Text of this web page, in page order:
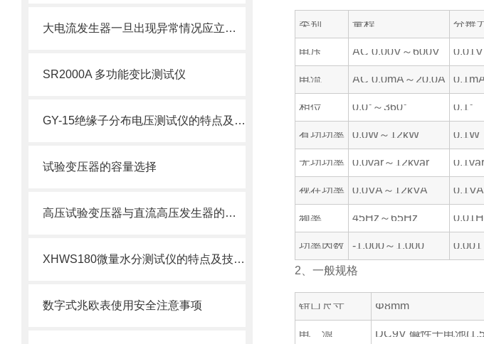
大电流发生器一旦出现异常情况应立即切断电源
SR2000A 多功能变比测试仪
GY-15绝缘子分布电压测试仪的特点及技术参数
试验变压器的容量选择
高压试验变压器与直流高压发生器的各自*性之比较
XHWS180微量水分测试仪的特点及技术参数
数字式兆欧表使用安全注意事项
类别 量程 分辨
电压 AC 0.00V～600V 0.01V
电流 AC 0.0mA～20.0A
相位 0.0°～360° 0.1°
有功功率 0.0W～12kW 0.1W
无功功率 0.0var～12kvar 0.1var
视在功率 0.0VA～12kVA 0.1VA
频率 45Hz～65Hz
功率因数 -1.000～1.000 0.001
2、一般规格
钳口尺寸 Φ8mm
电 源 DC9V 碱性干电池